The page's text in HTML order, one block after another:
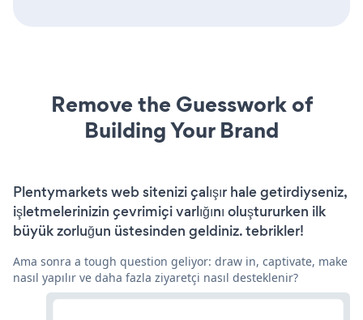
Remove the Guesswork of
Building Your Brand
Plentymarkets web sitenizi çalışır hale getirdiyseniz,
işletmelerinizin çevrimiçi varlığını oluştururken ilk
büyük zorluğun üstesinden geldiniz. tebrikler!
Ama sonra a tough question geliyor: draw in, captivate, make
nasıl yapılır ve daha fazla ziyaretçi nasıl desteklenir?